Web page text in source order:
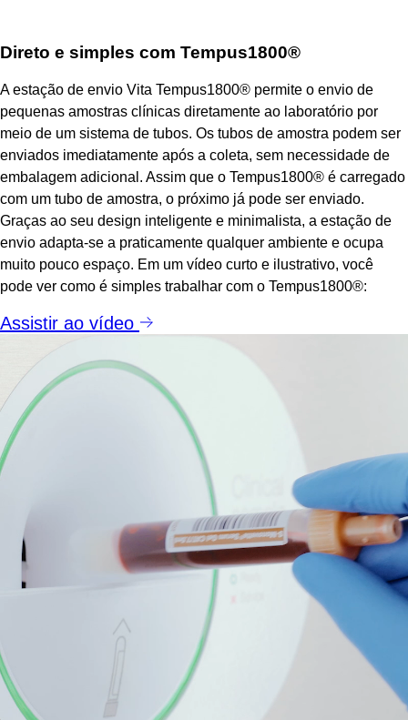
Direto e simples com Tempus1800®
A estação de envio Vita Tempus1800® permite o envio de
pequenas amostras clínicas diretamente ao laboratório por
meio de um sistema de tubos. Os tubos de amostra podem ser
enviados imediatamente após a coleta, sem necessidade de
embalagem adicional. Assim que o Tempus1800® é carregado
com um tubo de amostra, o próximo já pode ser enviado.
Graças ao seu design inteligente e minimalista, a estação de
envio adapta-se a praticamente qualquer ambiente e ocupa
muito pouco espaço. Em um vídeo curto e ilustrativo, você
pode ver como é simples trabalhar com o Tempus1800®:
Assistir ao vídeo